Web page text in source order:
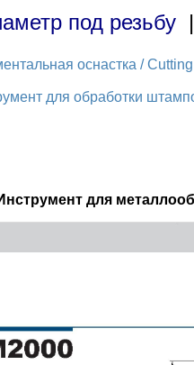
под резьбу
оснастка /
для обработки
для